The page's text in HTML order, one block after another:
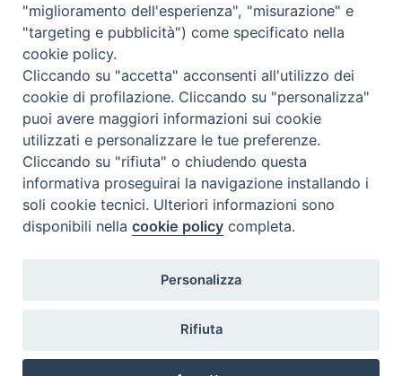
Contatti & Info
C.ne Aurelia, 50 – 00165 Roma
Contatti
Scrivi a: cnvf@chiesacattolica.it
"miglioramento dell'esperienza", "misurazione" e
"targeting e pubblicità") come specificato nella
cookie policy.
Cliccando su "accetta" acconsenti all'utilizzo dei
cookie di profilazione. Cliccando su "personalizza"
puoi avere maggiori informazioni sui cookie
utilizzati e personalizzare le tue preferenze.
Cliccando su "rifiuta" o chiudendo questa
informativa proseguirai la navigazione installando i
soli cookie tecnici. Ulteriori informazioni sono
disponibili nellacookie policy completa.
Personalizza
Rifiuta